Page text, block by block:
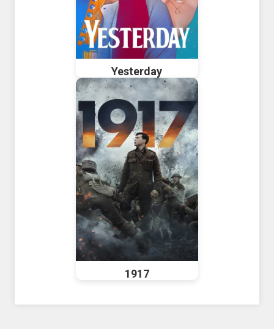
Yesterday
1917